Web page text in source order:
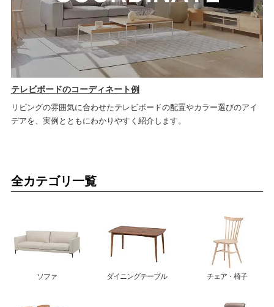
テレビボードのコーディネート例
リビングの雰囲気に合わせたテレビボードの配置やカラー選びのアイ
デアを、実例とともにわかりやすく紹介します。
全カテゴリ一覧
ソファ ダイニングテーブル チェア・椅子